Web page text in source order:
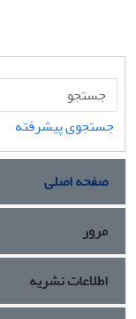
جستجوی پیشرفته
صفحه اصلی
مرور
اطلاعات نشریه